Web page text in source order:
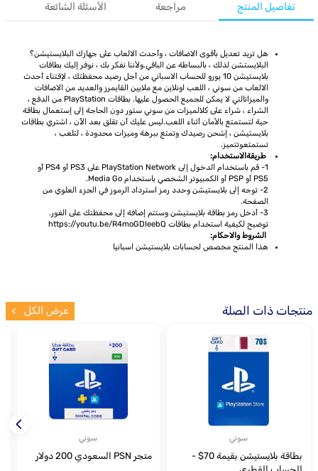
تفاصيل المنتج مراجعة الأسئلة الشائعة
هل تريد تعديل بأقوى الاضافات ، وأحدث الالعاب على جهازك البلايستيشن؟
البلايستشن لذلك ، بالبساطة عن الباقي.ولأننا نفكر بك ، نوفر إليك بطاقات
بلايستيشن 10 يورو للحساب الاسباني من أجل رصيد محفظتك ، لإقتناء أحدث
الالعاب من سوني ، اللعب اونلاين مع ملايين القايمرز والعديد من الاضافات
والميزاتالتي لا يمكن للجميع الحصول عليها. بطاقات PlayStation من الدفع ،
الشراء ، شراء على كلالميزات من سوني ستور دون الحاجة إلى إستعمال بطاقة
حية لتستمتع بالأمان أثناء اللعب.ليس عليك أن تقلق بعد الٱن ، اشتري بطاقات
بلايستيشن ، إشحن رصيدك وتمتع ببرهة وميزات محدودة ، لتلعب ،
تستمتعوتتميز.
طريقةالاستخدام:
1- قم باستخدام الدخول إلى PlayStation Network على PS3 أو PS4 أو
PS5 أو PSP أو الكمبيوتر الشخصي باستخدام Media Go.
2- توجه إلى بلايستيشن وحدد رمز استرداد الرموز في الجزء العلوي من
الصفحة.
3- أدخل رمز بطاقة بلايستيشن وستتم إضافة إلى محفظتك على الفور.
توضيح لكيفية استخدام بطاقات https://youtu.be/R4moGDIeebQ
الشروط والاحكام:
هذا المنتج مخصص لحسابات بلايستيشن اسبانيا
منتجات ذات الصلة عرض الكل
سوني
بطاقة بلايستيشن بقيمة 70$ -
سوني
متجر PSN السعودي 200 دولار